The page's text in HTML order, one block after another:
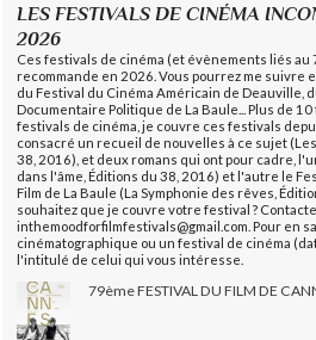
LES FESTIVALS DE CINÉMA
2026
Ces festivals de cinéma (et évènements liés au
recommande en 2026. Vous pourrez me suivre
du Festival du Cinéma Américain de Deauville,
Documentaire Politique de La Baule... Plus de
festivals de cinéma, je couvre ces festivals
consacré un recueil de nouvelles à ce sujet
38, 2016), et deux romans qui ont pour cadre,
dans l'âme, Éditions du 38, 2016) et l'autre le
Film de La Baule (La Symphonie des rêves,
souhaitez que je couvre votre festival ?
inthemoodforfilmfestivals@gmail.com. Pour en
cinématographique ou un festival de cinéma
l'intitulé de celui qui vous intéresse.
79ème FESTIVAL DU FILM DE